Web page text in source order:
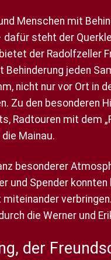
Menschen mit
dafür steht der
der Radolfzeller
jeden
nicht nur vor Ort in
Zu den besonderen
Radtouren mit dem
Mainau.
besonderer
und Spender
verbringen.
die Werner und
der